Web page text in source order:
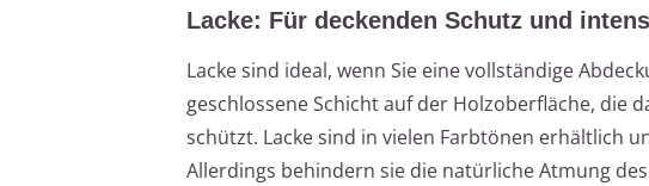
Lacke: Für deckenden Schutz und
Lacke sind ideal, wenn Sie eine vollständige
geschlossene Schicht auf der Holzoberfläche, die
schützt. Lacke sind in vielen Farbtönen erhältlich
Allerdings behindern sie die natürliche Atmung